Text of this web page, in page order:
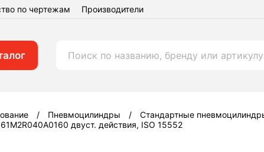
по чертежам Производители
Пневмоцилиндры
Стандартные
двуст. действия, ISO 15552